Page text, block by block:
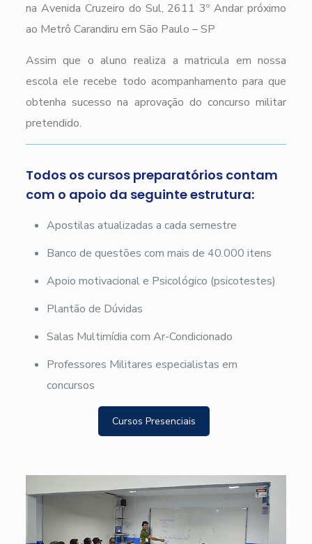
na Avenida Cruzeiro do Sul, 2611 3º Andar próximo
ao Metrô Carandiru em São Paulo – SP
Assim que o aluno realiza a matricula em nossa
escola ele recebe todo acompanhamento para que
obtenha sucesso na aprovação do concurso militar
pretendido.
Todos os cursos preparatórios contam
com o apoio da seguinte estrutura:
Apostilas atualizadas a cada semestre
Banco de questões com mais de 40.000 itens
Apoio motivacional e Psicológico (psicotestes)
Plantão de Dúvidas
Salas Multimídia com Ar-Condicionado
Professores Militares especialistas em
concursos
Cursos Presenciais